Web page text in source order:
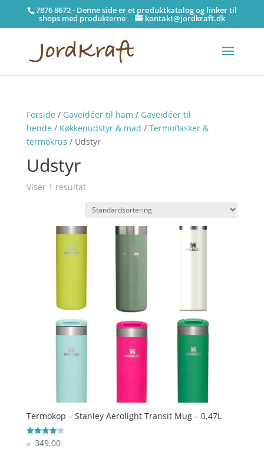
7876 8672 - Denne side er et produktkatalog og linker til
shops med produkterne kontakt@jordkraft.dk
Forside/ Gaveidéer til ham / Gaveidéer til
hende/ Køkkenudstyr & mad / Termoflasker &
termokrus / Udstyr
Udstyr
Viser 1 resultat
Termokop – Stanley Aerolight Transit Mug – 0,47L
Vurderet
4.1
kr. 349,00